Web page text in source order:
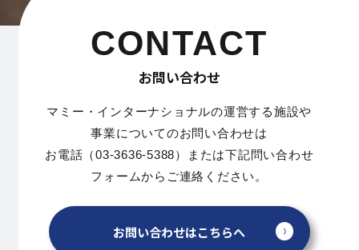
CONTACT
お問い合わせ
マミー・インターナショナルの運営する施設や
事業についてのお問い合わせは
お電話（03-3636-5388）または下記問い合わせ
フォームからご連絡ください。
お問い合わせはこちらへ